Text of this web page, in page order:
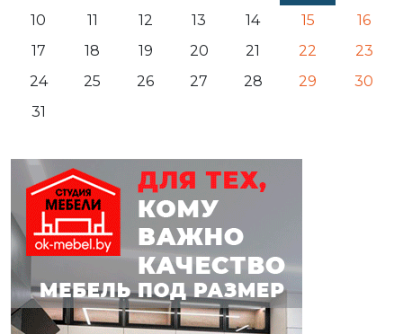
10
11 12 13 14 15
16
17
18 19 20 21 22
23
24
25 26 27 28 29
30
31